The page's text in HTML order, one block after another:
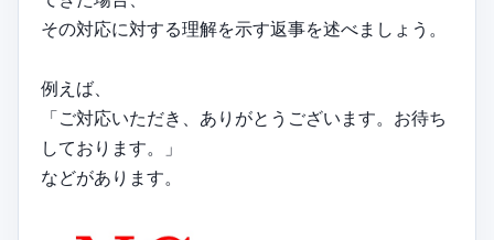
その対応に対する理解を示す返事を述べましょう。
例えば、
「ご対応いただき、ありがとうございます。お待ち
しております。」
などがあります。